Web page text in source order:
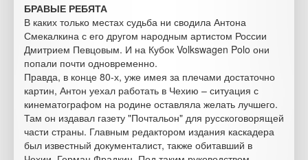
БРАВЫЕ РЕБЯТА
В каких только местах судьба ни сводила Антона
Смекалкина с его другом народным артистом России
Дмитрием Певцовым. И на Кубок Volkswagen Polo они
попали почти одновременно.
Правда, в конце 80-х, уже имея за плечами достаточно
картин, Антон уехал работать в Чехию – ситуация с
кинематографом на родине оставляла желать лучшего.
Там он издавал газету "Почтальон" для русскоговорящей
части страны. Главным редактором издания каскадера
был известный документалист, также обитавший в